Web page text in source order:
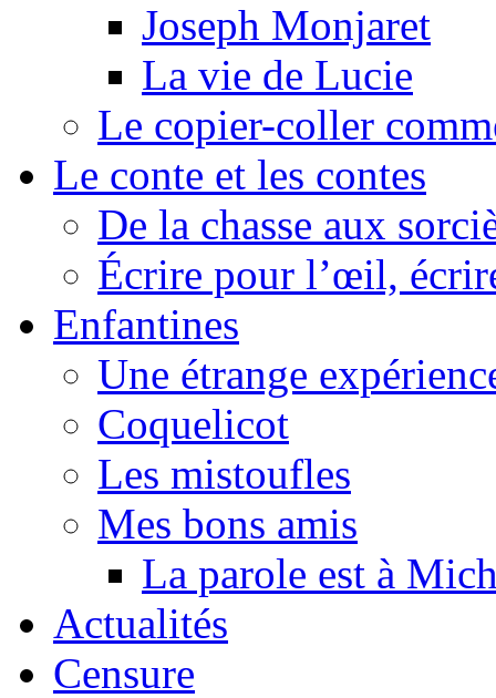
Joseph Monjaret
La vie de Lucie
Le copier-coller
Le conte et les contes
De la chasse aux
Écrire pour l’œil,
Enfantines
Une étrange
Coquelicot
Les mistoufles
Mes bons amis
La parole est à
Actualités
Censure